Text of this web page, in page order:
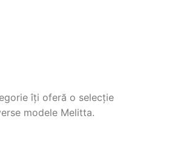
îți oferă o selecție
modele Melitta.